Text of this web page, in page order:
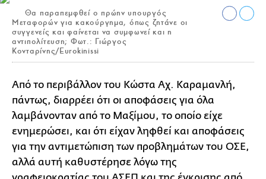
Θα παραπεμφθεί ο πρώην υπουργός
Μεταφορών για κακούργημα, όπως ζητάνε οι
συγγενείς και φαίνεται να συμφωνεί και η
αντιπολίτευση; Φωτ.: Γιώργος
Κονταρίνης/Eurokinissi
Από το περιβάλλον του Κώστα Αχ. Καραμανλή,
πάντως, διαρρέει ότι οι αποφάσεις για όλα
λαμβάνονταν από το Μαξίμου, το οποίο είχε
ενημερώσει, και ότι είχαν ληφθεί και αποφάσεις
για την αντιμετώπιση των προβλημάτων του ΟΣΕ,
αλλά αυτή καθυστέρησε λόγω της